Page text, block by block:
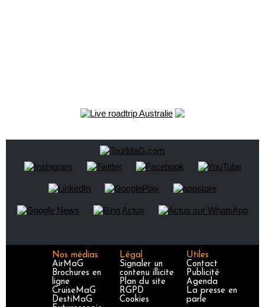
Nos médias
AirMaG
Brochures en
ligne
CruiseMaG
DestiMaG
Légal
Signaler un
contenu illicite
Plan du site
RGPD
Cookies
Utiles
Contact
Publicité
Agenda
La presse en
parle